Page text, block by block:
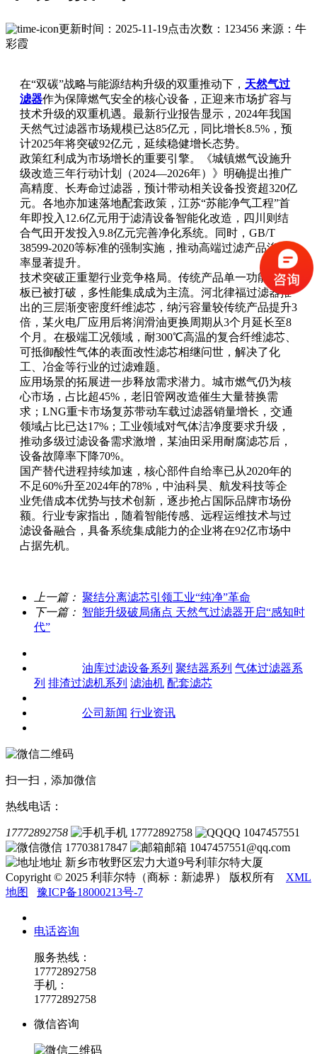
更新时间：2025-11-19点击次数：123456 来源：牛
彩霞
在“双碳”战略与能源结构升级的双重推动下， 天然气过
滤器作为保障燃气安全的核心设备，正迎来市场扩容与
技术升级的双重机遇。最新行业报告显示，2024年我国
天然气过滤器市场规模已达85亿元，同比增长8.5%，预
计2025年将突破92亿元，延续稳健增长态势。
政策红利成为市场增长的重要引擎。《城镇燃气设施升
级改造三年行动计划（2024—2026年）》明确提出推广
高精度、长寿命过滤器，预计带动相关设备投资超320亿
元。各地亦加速落地配套政策，江苏“苏能净气工程”首
年即投入12.6亿元用于滤清设备智能化改造，四川则结
合气田开发投入9.8亿元完善净化系统。同时，GB/T
38599-2020等标准的强制实施，推动高端过滤产品渗透
率显著提升。
技术突破正重塑行业竞争格局。传统产品单一功能的短
板已被打破，多性能集成成为主流。河北律福过滤器推
出的三层渐变密度纤维滤芯，纳污容量较传统产品提升3
倍，某火电厂应用后将润滑油更换周期从3个月延长至8
个月。在极端工况领域，耐300℃高温的复合纤维滤芯、
可抵御酸性气体的表面改性滤芯相继问世，解决了化
工、冶金等行业的过滤难题。
应用场景的拓展进一步释放需求潜力。城市燃气仍为核
心市场，占比超45%，老旧管网改造催生大量替换需
求；LNG重卡市场复苏带动车载过滤器销量增长，交通
领域占比已达17%；工业领域对气体洁净度要求升级，
推动多级过滤设备需求激增，某油田采用耐腐滤芯后，
设备故障率下降70%。
国产替代进程持续加速，核心部件自给率已从2020年的
不足60%升至2024年的78%，中油科昊、航发科技等企
业凭借成本优势与技术创新，逐步抢占国际品牌市场份
额。行业专家指出，随着智能传感、远程运维技术与过
滤设备融合，具备系统集成能力的企业将在92亿市场中
占据先机。
上一篇： 聚结分离滤芯引领工业“纯净”革命
下一篇： 智能升级破局痛点 天然气过滤器开启“感知时
代”
油库过滤设备系列 聚结器系列 气体过滤器系
列 排渣过滤机系列 滤油机 配套滤芯
公司新闻 行业资讯
扫一扫，添加微信
热线电话：
17772892758 手机 17772892758
QQ 1047457551
微信 17703817847
邮箱 1047457551@qq.com
地址 新乡市牧野区宏力大道9号利菲尔特大厦
Copyright © 2025 利菲尔特（商标：新滤界） 版权所有 XML
地图
豫ICP备18000213号-7
电话咨询
服务热线：
17772892758
手机：
17772892758
微信咨询